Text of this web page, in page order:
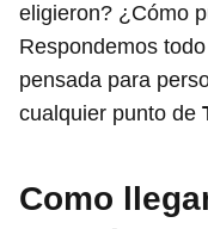
eligieron? ¿Cómo
Respondemos
pensada para
cualquier punto de
Como